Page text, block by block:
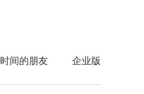
时间的朋友 企业版